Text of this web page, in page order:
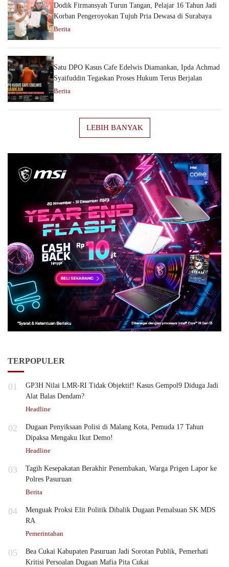
Dodik Firmansyah Turun Tangan, Pelajar 16 Tahun Jadi
Korban Pengeroyokan Tujuh Pria Dewasa di Surabaya
Berita
Satu DPO Kasus Cafe Edelwis Diamankan, Ipda Achmad
Syaifuddin Tegaskan Proses Hukum Terus Berjalan
Berita
LEBIH BANYAK
TERPOPULER
01
GP3H Nilai LMR-RI Tidak Objektif! Kasus Gempol9 Diduga Jadi
Alat Balas Dendam?
Headline
02
Dugaan Penyiksaan Polisi di Malang Kota, Pemuda 17 Tahun
Dipaksa Mengaku Ikut Demo!
Headline
03
Tagih Kesepakatan Berakhir Penembakan, Warga Prigen Lapor ke
Polres Pasuruan
Berita
04
Menguak Proksi Elit Politik Dibalik Dugaan Pemalsuan SK MDS
RA
Pemerintahan
05
Bea Cukai Kabupaten Pasuruan Jadi Sorotan Publik, Pemerhati
Kritisi Persoalan Dugaan Mafia Pita Cukai